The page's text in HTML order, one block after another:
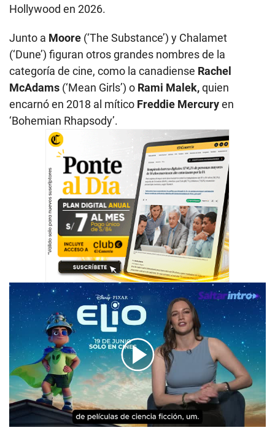
Hollywood en 2026.
Junto a Moore (‘The Substance’) y Chalamet
(‘Dune’) figuran otros grandes nombres de la
categoría de cine, como la canadiense Rachel
McAdams (‘Mean Girls’) o Rami Malek,quien
encarnó en 2018 al mítico Freddie Mercuryen
‘Bohemian Rhapsody’.
00:00 /06:42